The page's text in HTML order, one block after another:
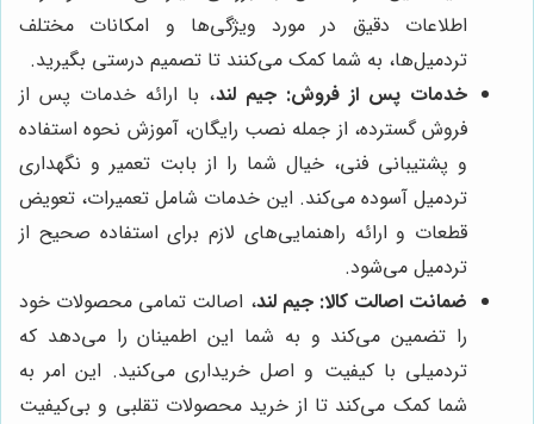
اطلاعات دقیق در مورد ویژگی‌ها و امکانات مختلف
تردمیل‌ها، به شما کمک می‌کنند تا تصمیم درستی بگیرید.
خدمات پس از فروش: جیم لند، با ارائه خدمات پس از
فروش گسترده، از جمله نصب رایگان، آموزش نحوه استفاده
و پشتیبانی فنی، خیال شما را از بابت تعمیر و نگهداری
تردمیل آسوده می‌کند. این خدمات شامل تعمیرات، تعویض
قطعات و ارائه راهنمایی‌های لازم برای استفاده صحیح از
تردمیل می‌شود.
ضمانت اصالت کالا: جیم لند، اصالت تمامی محصولات خود
را تضمین می‌کند و به شما این اطمینان را می‌دهد که
تردمیلی با کیفیت و اصل خریداری می‌کنید. این امر به
شما کمک می‌کند تا از خرید محصولات تقلبی و بی‌کیفیت